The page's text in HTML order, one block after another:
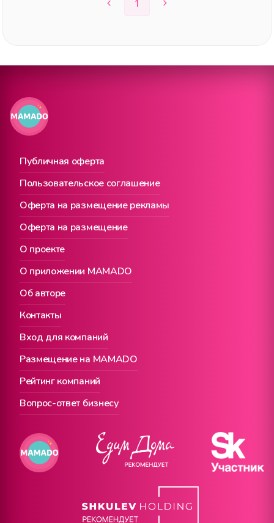
1
Публичная оферта
О проекте
Вход для компаний
Пользовательское соглашение
О приложении MAMADO
Размещение на MAMADO
Оферта на размещение рекламы
Об авторе
Рейтинг компаний
Оферта на размещение
Контакты
Вопрос-ответ бизнесу